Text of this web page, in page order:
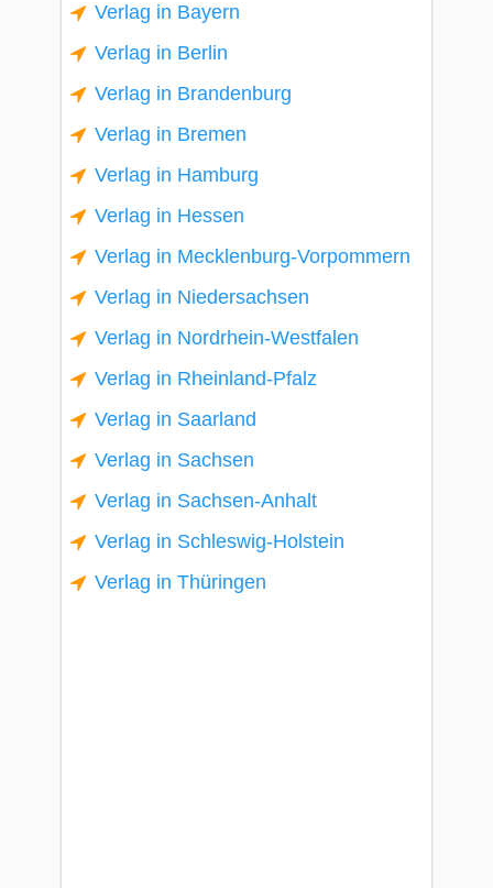
Verlag in Bayern
Verlag in Berlin
Verlag in Brandenburg
Verlag in Bremen
Verlag in Hamburg
Verlag in Hessen
Verlag in Mecklenburg-Vorpommern
Verlag in Niedersachsen
Verlag in Nordrhein-Westfalen
Verlag in Rheinland-Pfalz
Verlag in Saarland
Verlag in Sachsen
Verlag in Sachsen-Anhalt
Verlag in Schleswig-Holstein
Verlag in Thüringen